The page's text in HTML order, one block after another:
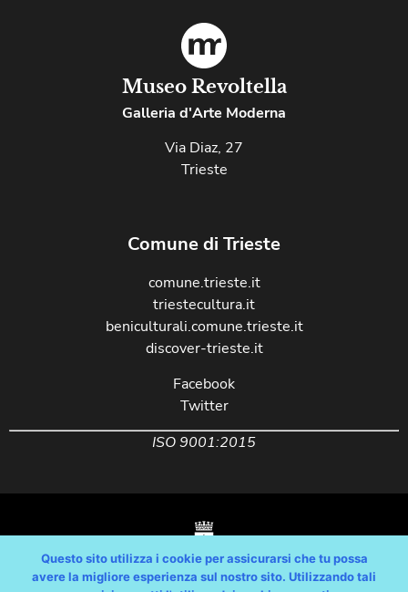
Museo Revoltella
Galleria d'Arte Moderna
Via Diaz, 27
Trieste
Comune di Trieste
comune.trieste.it
triestecultura.it
beniculturali.comune.trieste.it
discover-trieste.it
Facebook
Twitter
ISO 9001:2015
Questo sito utilizza i cookie per assicurarsi che tu possa
avere la migliore esperienza sul nostro sito. Utilizzando tali